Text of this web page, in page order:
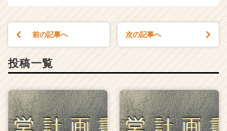
か
ら
ウ
が
く
就
活
サ
前の記事へ 次の記事へ
投稿一覧